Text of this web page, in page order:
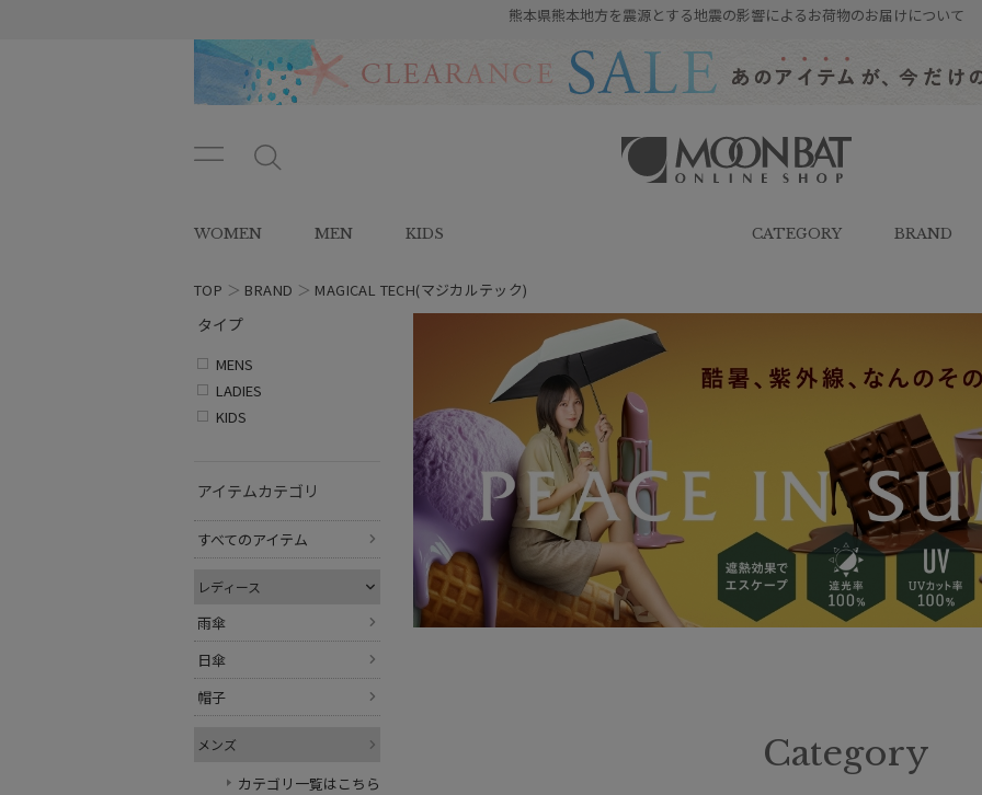
熊本県熊本地方を震源とする地震の影響によるお荷物のお届けについて
ン
ュ
ー
タ
SHOP（ムーンバットオンラインシ
WOMEN MEN KIDS CATEGORY BRAND
TOP ＞ BRAND ＞ MAGICAL TECH(マジカルテック)
Category
タイプ
MENS
LADIES
KIDS
アイテムカテゴリ
すべてのアイテム
レディース
雨傘
日傘
帽子
メンズ
カテゴリ一覧はこちら